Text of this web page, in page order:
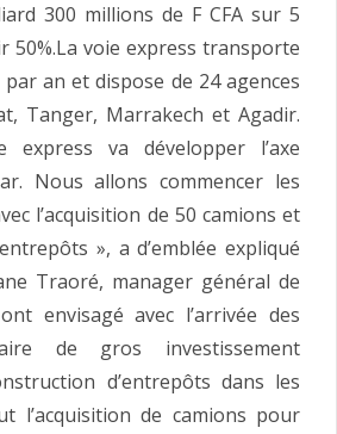
300 millions de F CFA sur 5
50%.La voie express transporte
an et dispose de 24 agences
Tanger, Marrakech et Agadir.
express va développer l’axe
Nous allons commencer les
l’acquisition de 50 camions et
», a d’emblée expliqué
Traoré, manager général de
envisagé avec l’arrivée des
de gros investissement
d’entrepôts dans les
l’acquisition de camions pour